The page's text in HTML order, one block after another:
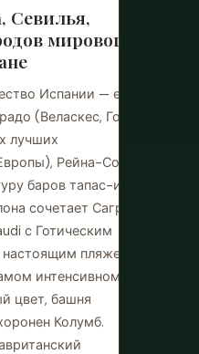
Севилья,
мирового
Испании — ее
(Веласкес, Гойя,
лучших
Рейна-София
баров тапас-и-
сочетает Саграда-
с Готическим
пляжем.
интенсивном виде
цвет, башня
Колумб.